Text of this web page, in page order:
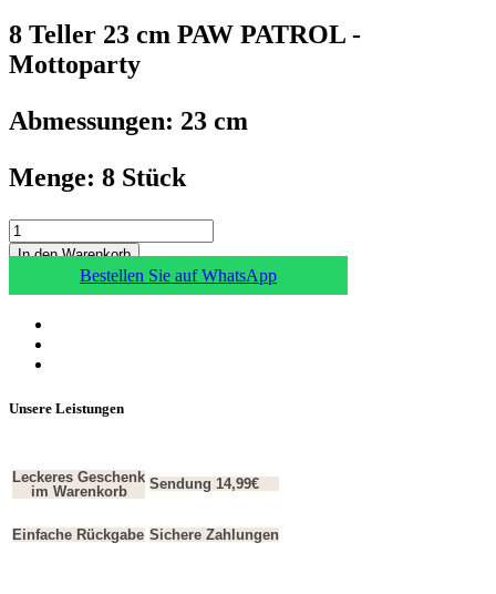
8 Teller 23 cm PAW PATROL -
Mottoparty
Abmessungen: 23 cm
Menge: 8 Stück
In den Warenkorb
Bestellen Sie auf WhatsApp
Unsere Leistungen
Leckeres Geschenk
im Warenkorb
Sendung 14,99€
Einfache Rückgabe Sichere Zahlungen